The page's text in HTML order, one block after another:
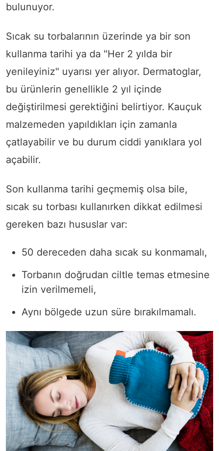
bulunuyor.
Sıcak su torbalarının üzerinde ya bir son
kullanma tarihi ya da "Her 2 yılda bir
yenileyiniz" uyarısı yer alıyor. Dermatoglar,
bu ürünlerin genellikle 2 yıl içinde
değiştirilmesi gerektiğini belirtiyor. Kauçuk
malzemeden yapıldıkları için zamanla
çatlayabilir ve bu durum ciddi yanıklara yol
açabilir.
Son kullanma tarihi geçmemiş olsa bile,
sıcak su torbası kullanırken dikkat edilmesi
gereken bazı hususlar var:
50 dereceden daha sıcak su konmamalı,
Torbanın doğrudan ciltle temas etmesine
izin verilmemeli,
Aynı bölgede uzun süre bırakılmamalı.